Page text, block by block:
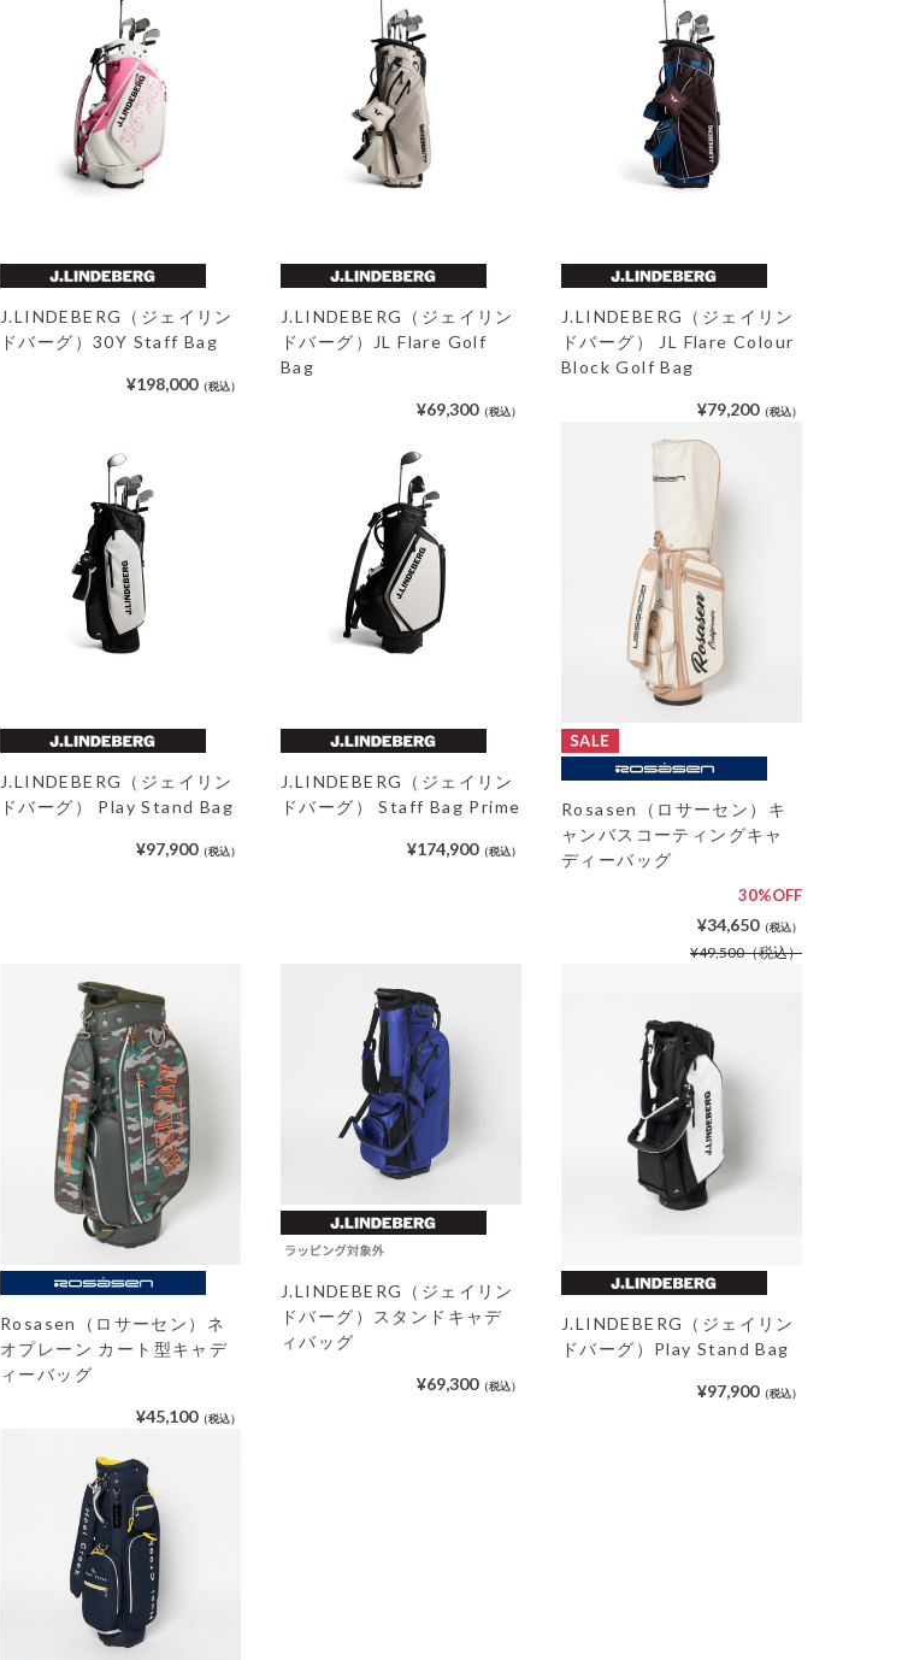
J.LINDEBERG（ジェイリン
ドバーグ）30Y Staff Bag
¥198,000（税込）
J.LINDEBERG（ジェイリン
ドバーグ）JL Flare Golf
Bag
¥69,300（税込）
J.LINDEBERG（ジェイリン
ドバーグ） JL Flare Colour
Block Golf Bag
¥79,200（税込）
J.LINDEBERG（ジェイリン
ドバーグ） Play Stand Bag
¥97,900（税込）
J.LINDEBERG（ジェイリン
ドバーグ） Staff Bag Prime
¥174,900（税込）
Rosasen（ロサーセン）キ
ャンバスコーティングキャ
ディーバッグ
30%OFF
¥34,650（税込）
¥49,500（税込）
Rosasen（ロサーセン）ネ
オプレーン カート型キャデ
ィーバッグ
¥45,100（税込）
J.LINDEBERG（ジェイリン
ドバーグ）スタンドキャデ
ィバッグ
¥69,300（税込）
J.LINDEBERG（ジェイリン
ドバーグ）Play Stand Bag
¥97,900（税込）